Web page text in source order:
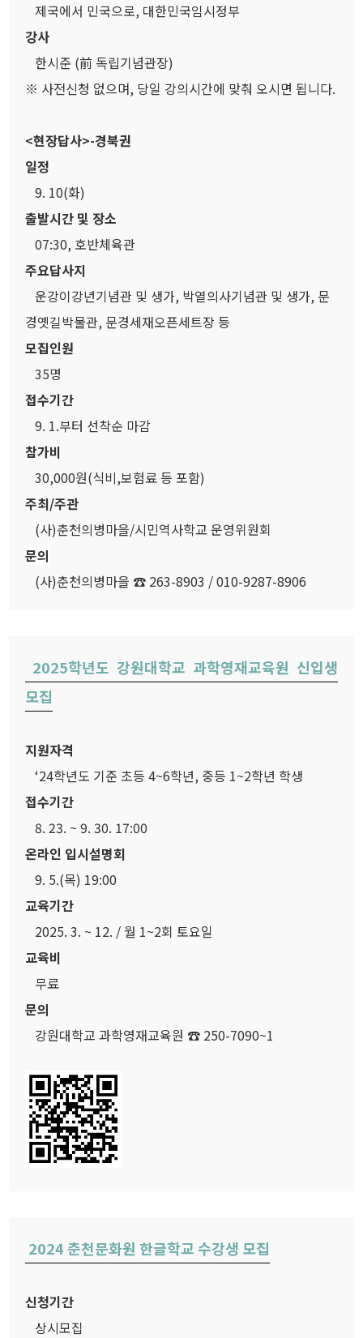
제국에서 민국으로, 대한민국임시정부
강사
한시준 (前 독립기념관장)
※ 사전신청 없으며, 당일 강의시간에 맞춰 오시면 됩니다.
<현장답사>-경북권
일정
9. 10(화)
출발시간 및 장소
07:30, 호반체육관
주요답사지
운강이강년기념관 및 생가, 박열의사기념관 및 생가, 문
경옛길박물관, 문경세재오픈세트장 등
모집인원
35명
접수기간
9. 1.부터 선착순 마감
참가비
30,000원(식비,보험료 등 포함)
주최/주관
(사)춘천의병마을/시민역사학교 운영위원회
문의
(사)춘천의병마을 ☎ 263-8903 / 010-9287-8906
2025학년도 강원대학교 과학영재교육원 신입생
모집
지원자격
‘24학년도 기준 초등 4~6학년, 중등 1~2학년 학생
접수기간
8. 23. ~ 9. 30. 17:00
온라인 입시설명회
9. 5.(목) 19:00
교육기간
2025. 3. ~ 12. / 월 1~2회 토요일
교육비
무료
문의
강원대학교 과학영재교육원 ☎ 250-7090~1
2024 춘천문화원 한글학교 수강생 모집
신청기간
상시모집